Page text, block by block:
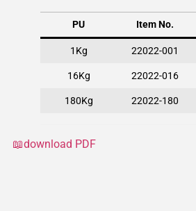
PU Item No.
1Kg 22022-001
16Kg 22022-016
180Kg 22022-180
📖download PDF